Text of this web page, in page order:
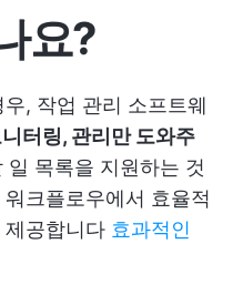
요?
, 작업 관리 소프트웨
터링, 관리만 도와주
일 목록을 지원하는 것
크플로우에서 효율적
제공합니다 효과적인